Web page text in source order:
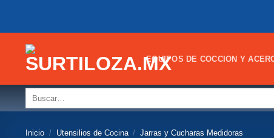
EQUIPOS DE COCCION Y
Inicio / Utensilios de Cocina / Jarras y Cucharas Medidoras